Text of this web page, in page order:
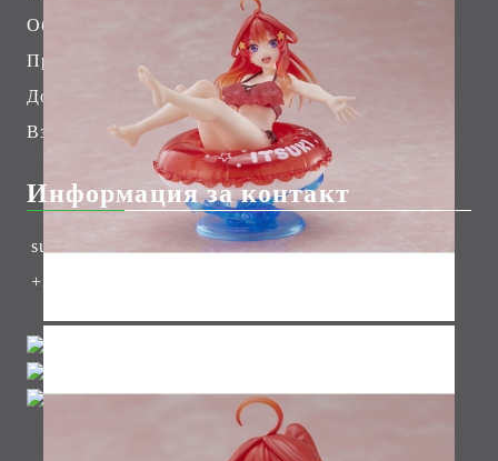
Общи условия
Преордър
Доставка
Вземи на изплащане
Информация за контакт
support@hobbygamesbg.com
+359 88 7555112